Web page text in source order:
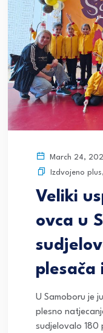
March 24,
Izdvojeno plus,
Veliki
ovca u
plesača
U Samoboru je
plesno
sudjelovalo 180